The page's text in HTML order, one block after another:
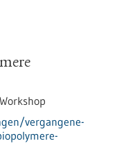
Workshop
vergangene-